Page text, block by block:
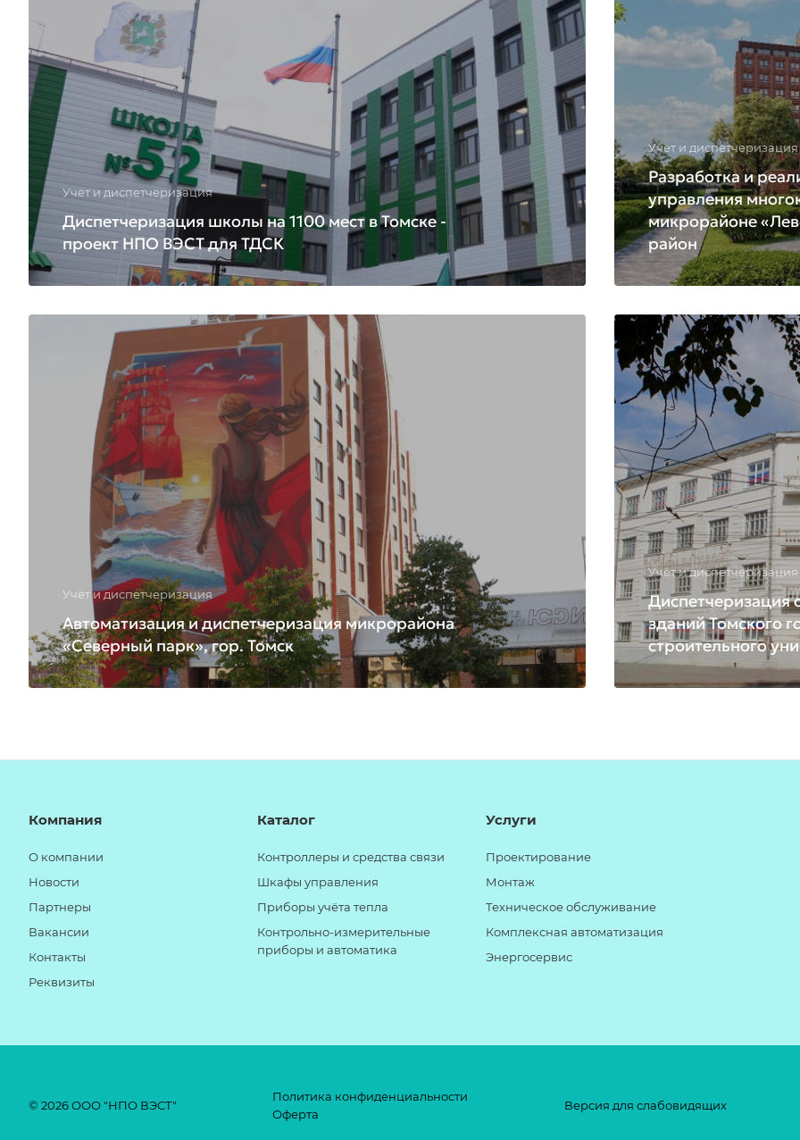
Учёт и диспетчеризация
Диспетчеризация школы на 1100 мест в Томске -
проект НПО ВЭСТ для ТДСК
Учёт и диспетчеризация
Разработка и
управления
микрорайоне
район
Учёт и диспетчеризация
Автоматизация и диспетчеризация микрорайона
«Северный парк», гор. Томск
Учёт и диспетчеризация
Диспетчеризация
зданий Томского
строительного
Компания
О компании
Новости
Партнеры
Вакансии
Контакты
Реквизиты
Каталог
Контроллеры и средства связи
Шкафы управления
Приборы учёта тепла
Контрольно-измерительные
приборы и автоматика
Услуги
Проектирование
Монтаж
Техническое обслуживание
Комплексная автоматизация
Энергосервис
© 2026 ООО "НПО ВЭСТ"
Политика конфиденциальности
Оферта
Версия для слабовидящих